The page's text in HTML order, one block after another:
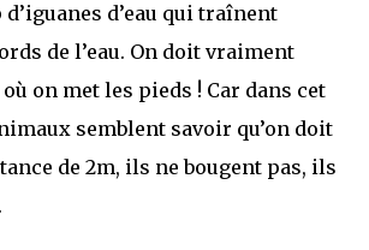
d’iguanes d’eau qui traînent
de l’eau. On doit vraiment
on met les pieds ! Car dans cet
semblent savoir qu’on doit
de 2m, ils ne bougent pas, ils